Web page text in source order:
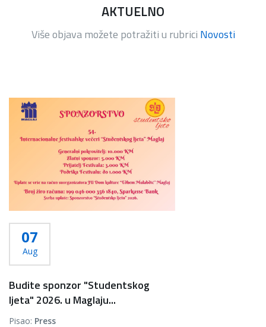
AKTUELNO
Više objava možete potražiti u rubrici Novosti
07
Aug
Budite sponzor "Studentskog
ljeta" 2026. u Maglaju...
Pisao: Press